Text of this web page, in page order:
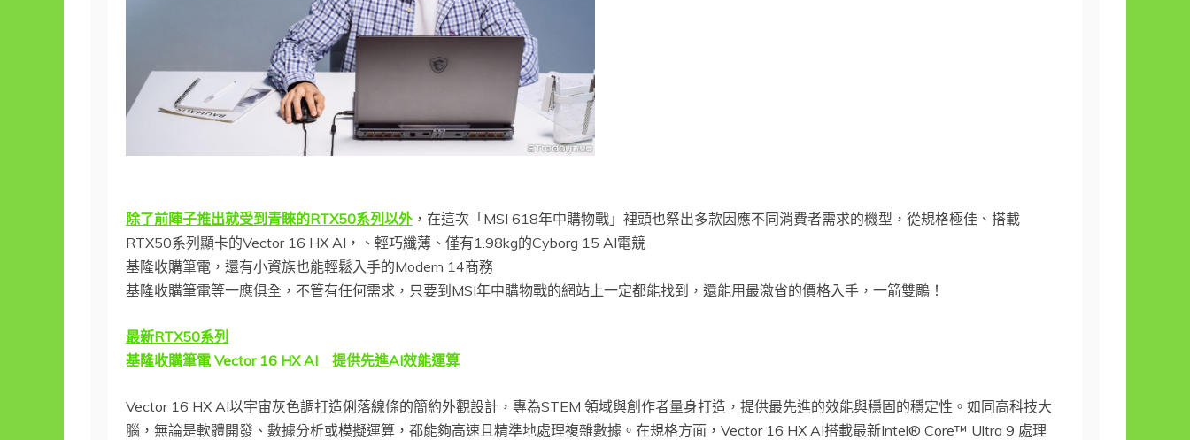
除了前陣子推出就受到青睞的RTX50系列以外 ，在這次「MSI 618年中購物戰」裡頭也祭出多款因應不同消費者需求的機型，從規格極佳、搭載
RTX50系列顯卡的Vector 16 HX AI，、輕巧纖薄、僅有1.98kg的Cyborg 15 AI電競
基隆收購筆電，還有小資族也能輕鬆入手的Modern 14商務
基隆收購筆電等一應俱全，不管有任何需求，只要到MSI年中購物戰的網站上一定都能找到，還能用最激省的價格入手，一箭雙鵰！
最新RTX50系列
基隆收購筆電 Vector 16 HX AI 提供先進AI效能運算
Vector 16 HX AI以宇宙灰色調打造俐落線條的簡約外觀設計，專為STEM 領域與創作者量身打造，提供最先進的效能與穩固的穩定性。如同高科技大
腦，無論是軟體開發、數據分析或模擬運算，都能夠高速且精準地處理複雜數據。在規格方面，Vector 16 HX AI搭載最新Intel® Core™ Ultra 9 處理